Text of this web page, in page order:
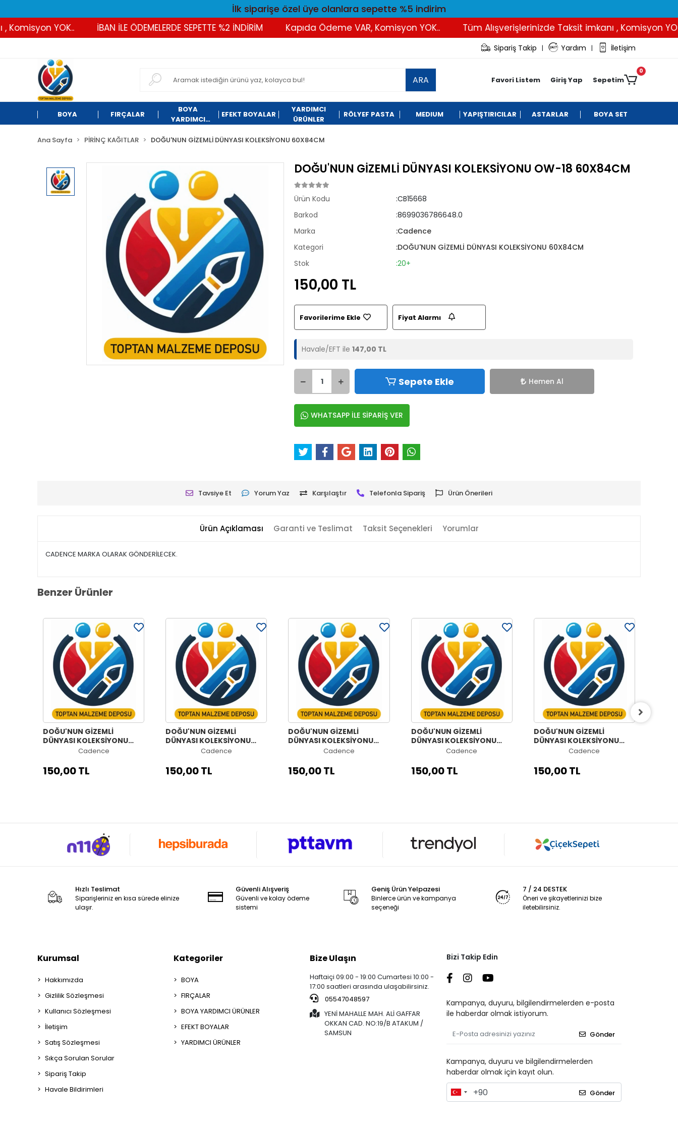
İlk siparişe özel üye olanlara sepette %5 indirim
YOK.. İBAN İLE ÖDEMELERDE SEPETTE %2 İNDİRİM Kapıda Ödeme VAR, Komisyon YOK.. Tüm Alışverişlerinizde Taksit imkanı , Komisyon YOK..
Sipariş Takip | Yardım | İletişim
ARA Favori Listem Giriş Yap Sepetim
0
BOYA FIRÇALAR
BOYA
YARDIMCI
EFEKT BOYALAR
YARDIMCI
ÜRÜNLER
RÖLYEF PASTA MEDIUM YAPIŞTIRICILAR ASTARLAR BOYA SET
Ana Sayfa PİRİNÇ KAĞITLAR DOĞU'NUN GİZEMLİ DÜNYASI KOLEKSİYONU 60X84CM
DOĞU'NUN GİZEMLİ DÜNYASI KOLEKSİYONU OW-18 60X84CM
Ürün Kodu
:CB15668
Barkod
:8699036786648.0
Marka
:Cadence
Kategori
:DOĞU'NUN GİZEMLİ DÜNYASI KOLEKSİYONU 60X84CM
Stok
:20+
150,00 TL
Favorilerime Ekle Fiyat Alarmı
Havale/EFT ile147,00 TL
Sepete Ekle Hemen Al
WHATSAPP İLE SİPARİŞ VER
Tavsiye Et Yorum Yaz Karşılaştır Telefonla Sipariş Ürün Önerileri
Ürün Açıklaması Garanti ve Teslimat Taksit Seçenekleri Yorumlar
CADENCE MARKA OLARAK GÖNDERİLECEK.
Benzer Ürünler
DOĞU'NUN GİZEMLİ
DÜNYASI KOLEKSİYONU
OW-66 60X84CM
Cadence
150,00 TL
DOĞU'NUN GİZEMLİ
DÜNYASI KOLEKSİYONU
OW-65 60X84CM
Cadence
150,00 TL
DOĞU'NUN GİZEMLİ
DÜNYASI KOLEKSİYONU
OW-64 60X84CM
Cadence
150,00 TL
DOĞU'NUN GİZEMLİ
DÜNYASI KOLEKSİYONU
OW-63 60X84CM
Cadence
150,00 TL
DOĞU'NUN GİZEMLİ
DÜNYASI KOLEKSİYONU
OW-62 60X84CM
Cadence
150,00 TL
Hızlı Teslimat
Siparişleriniz en kısa sürede elinize
ulaşır.
Güvenli Alışveriş
Güvenli ve kolay ödeme
sistemi
Geniş Ürün Yelpazesi
Binlerce ürün ve kampanya
seçeneği
7 / 24 DESTEK
Öneri ve şikayetlerinizi bize
iletebilirsiniz.
Kurumsal
Hakkımızda
Gizlilik Sözleşmesi
Kullanıcı Sözleşmesi
İletişim
Satış Sözleşmesi
Sıkça Sorulan Sorular
Sipariş Takip
Havale Bildirimleri
Kategoriler
BOYA
FIRÇALAR
BOYA YARDIMCI ÜRÜNLER
EFEKT BOYALAR
YARDIMCI ÜRÜNLER
Bize Ulaşın
Haftaiçi 09:00 - 19:00 Cumartesi 10:00 -
17:00 saatleri arasında ulaşabilirsiniz.
05547048597
YENİ MAHALLE MAH. ALİ GAFFAR
OKKAN CAD. NO:19/B ATAKUM /
SAMSUN
Bizi Takip Edin
Kampanya, duyuru, bilgilendirmelerden e-posta
ile haberdar olmak istiyorum.
Gönder
Kampanya, duyuru ve bilgilendirmelerden
haberdar olmak için kayıt olun.
Gönder